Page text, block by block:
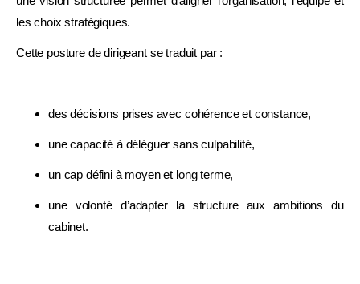
les choix stratégiques.
Cette posture de dirigeant se traduit par :
des décisions prises avec cohérence et constance,
une capacité à déléguer sans culpabilité,
un cap défini à moyen et long terme,
une volonté d’adapter la structure aux ambitions du
cabinet.